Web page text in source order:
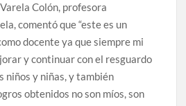
Colón, profesora
comentó que “este es un
docente ya que siempre mi
y continuar con el resguardo
niños y niñas, y también
obtenidos no son míos, son